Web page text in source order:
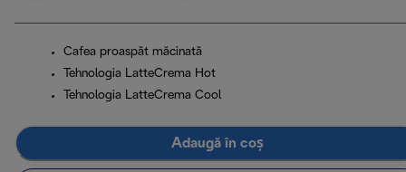
Cafea proaspăt măcinată
Tehnologia LatteCrema Hot
Tehnologia LatteCrema Cool
Adaugă în coș